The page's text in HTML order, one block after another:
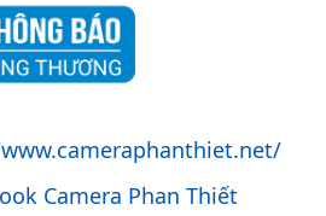
Camera Phan Thiết